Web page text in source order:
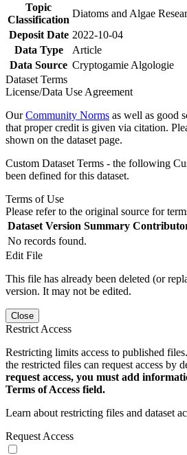
Topic
Classification
Diatoms and Algae
Deposit Date 2022-10-04
Data Type
Article
Data Source Cryptogamie Algologie
Dataset Terms
License/Data Use Agreement
OurCommunity Norms as well as good
that proper credit is given via citation.
shown on the dataset page.
Custom Dataset Terms - the following
been defined for this dataset.
Terms of Use
Please refer to the original source for
Dataset Version Summary
No records found.
Edit File
This file has already been deleted (or
version. It may not be edited.
Close
Restrict Access
Restricting limits access to published
the restricted files can request access by
request access, you must add
Terms of Access field.
Learn about restricting files and dataset
Request Access